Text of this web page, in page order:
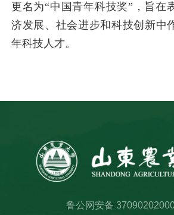
更名为“中国青年科技奖”，旨在
济发展、社会进步和科技创新中
年科技人才。
鲁公网安备